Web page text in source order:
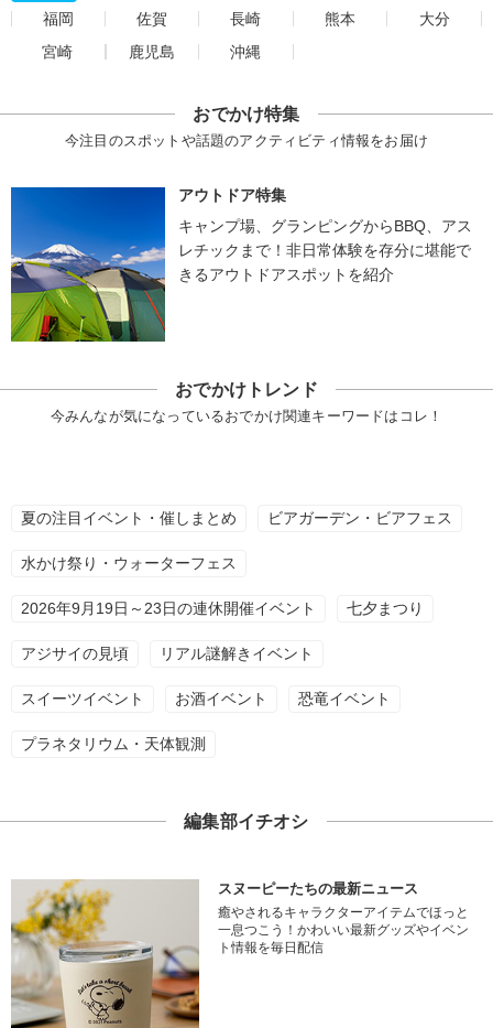
福岡
佐賀 長崎 熊本
大分
宮崎
鹿児島 沖縄
おでかけ特集
今注目のスポットや話題のアクティビティ情報をお届け
アウトドア特集
キャンプ場、グランピングからBBQ、アス
レチックまで！非日常体験を存分に堪能で
きるアウトドアスポットを紹介
おでかけトレンド
今みんなが気になっているおでかけ関連キーワードはコレ！
夏の注目イベント・催しまとめ ビアガーデン・ビアフェス
水かけ祭り・ウォーターフェス
2026年9月19日～23日の連休開催イベント 七夕まつり
アジサイの見頃 リアル謎解きイベント
スイーツイベント お酒イベント 恐竜イベント
プラネタリウム・天体観測
編集部イチオシ
スヌーピーたちの最新ニュース
癒やされるキャラクターアイテムでほっと
一息つこう！かわいい最新グッズやイベン
ト情報を毎日配信